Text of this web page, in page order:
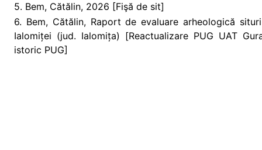
5. Bem, Cătălin, 2026 [Fişă de sit]
6. Bem, Cătălin, Raport de evaluare arheologică
Ialomiței (jud. Ialomița) [Reactualizare PUG UAT
istoric PUG]